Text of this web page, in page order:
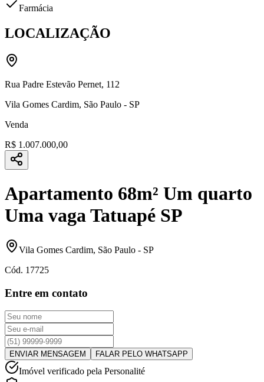
Farmácia
LOCALIZAÇÃO
Rua Padre Estevão Pernet, 112
Vila Gomes Cardim, São Paulo - SP
Venda
R$ 1.007.000,00
Apartamento 68m² Um quarto
Uma vaga Tatuapé SP
Vila Gomes Cardim, São Paulo - SP
Cód. 17725
Entre em contato
ENVIAR MENSAGEM FALAR PELO WHATSAPP
Imóvel verificado pela Personalité